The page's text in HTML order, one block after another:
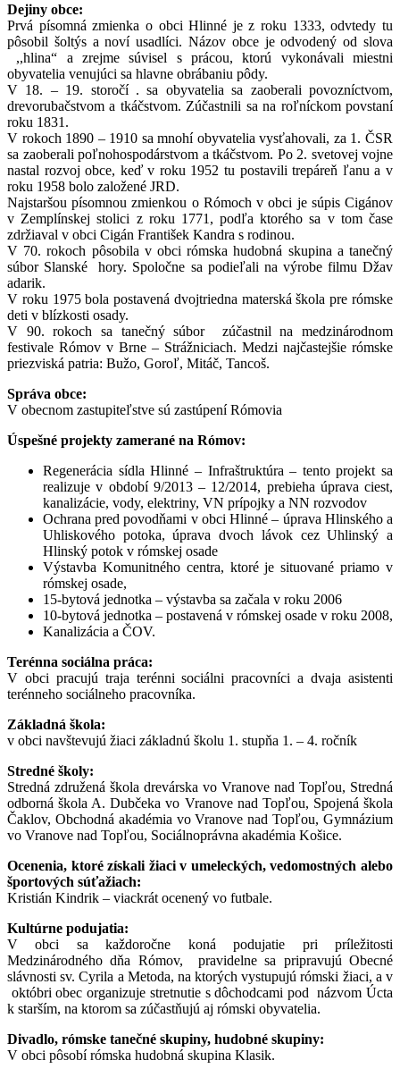
Dejiny obce:
Prvá písomná zmienka o obci Hlinné je z roku 1333, odvtedy tu
pôsobil šoltýs a noví usadlíci. Názov obce je odvodený od slova
,,hlina“ a zrejme súvisel s prácou, ktorú vykonávali miestni
obyvatelia venujúci sa hlavne obrábaniu pôdy.
V 18. – 19. storočí . sa obyvatelia sa zaoberali povozníctvom,
drevorubačstvom a tkáčstvom. Zúčastnili sa na roľníckom povstaní
roku 1831.
V rokoch 1890 – 1910 sa mnohí obyvatelia vysťahovali, za 1. ČSR
sa zaoberali poľnohospodárstvom a tkáčstvom. Po 2. svetovej vojne
nastal rozvoj obce, keď v roku 1952 tu postavili trepáreň ľanu a v
roku 1958 bolo založené JRD.
Najstaršou písomnou zmienkou o Rómoch v obci je súpis Cigánov
v Zemplínskej stolici z roku 1771, podľa ktorého sa v tom čase
zdržiaval v obci Cigán František Kandra s rodinou.
V 70. rokoch pôsobila v obci rómska hudobná skupina a tanečný
súbor Slanské hory. Spoločne sa podieľali na výrobe filmu Džav
adarik.
V roku 1975 bola postavená dvojtriedna materská škola pre rómske
deti v blízkosti osady.
V 90. rokoch sa tanečný súbor zúčastnil na medzinárodnom
festivale Rómov v Brne – Strážniciach. Medzi najčastejšie rómske
priezviská patria: Bužo, Goroľ, Mitáč, Tancoš.
Správa obce:
V obecnom zastupiteľstve sú zastúpení Rómovia
Úspešné projekty zamerané na Rómov:
Regenerácia sídla Hlinné – Infraštruktúra – tento projekt sa
realizuje v období 9/2013 – 12/2014, prebieha úprava ciest,
kanalizácie, vody, elektriny, VN prípojky a NN rozvodov
Ochrana pred povodňami v obci Hlinné – úprava Hlinského a
Uhliskového potoka, úprava dvoch lávok cez Uhlinský a
Hlinský potok v rómskej osade
Výstavba Komunitného centra, ktoré je situované priamo v
rómskej osade,
15-bytová jednotka – výstavba sa začala v roku 2006
10-bytová jednotka – postavená v rómskej osade v roku 2008,
Kanalizácia a ČOV.
Terénna sociálna práca:
V obci pracujú traja terénni sociálni pracovníci a dvaja asistenti
terénneho sociálneho pracovníka.
Základná škola:
v obci navštevujú žiaci základnú školu 1. stupňa 1. – 4. ročník
Stredné školy:
Stredná združená škola drevárska vo Vranove nad Topľou, Stredná
odborná škola A. Dubčeka vo Vranove nad Topľou, Spojená škola
Čaklov, Obchodná akadémia vo Vranove nad Topľou, Gymnázium
vo Vranove nad Topľou, Sociálnoprávna akadémia Košice.
Ocenenia, ktoré získali žiaci v umeleckých, vedomostných alebo
športových súťažiach:
Kristián Kindrik – viackrát ocenený vo futbale.
Kultúrne podujatia:
V obci sa každoročne koná podujatie pri príležitosti
Medzinárodného dňa Rómov, pravidelne sa pripravujú Obecné
slávnosti sv. Cyrila a Metoda, na ktorých vystupujú rómski žiaci, a v
októbri obec organizuje stretnutie s dôchodcami pod názvom Úcta
k starším, na ktorom sa zúčastňujú aj rómski obyvatelia.
Divadlo, rómske tanečné skupiny, hudobné skupiny:
V obci pôsobí rómska hudobná skupina Klasik.